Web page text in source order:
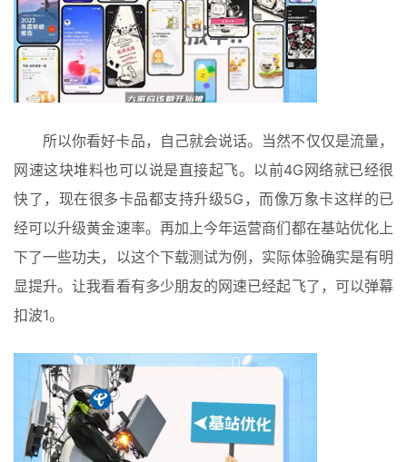
所以你看好卡品，自己就会说话。当然不仅仅是流量，
网速这块堆料也可以说是直接起飞。以前4G网络就已经很
快了，现在很多卡品都支持升级5G，而像万象卡这样的已
经可以升级黄金速率。再加上今年运营商们都在基站优化上
下了一些功夫，以这个下载测试为例，实际体验确实是有明
显提升。让我看看有多少朋友的网速已经起飞了，可以弹幕
扣波1。